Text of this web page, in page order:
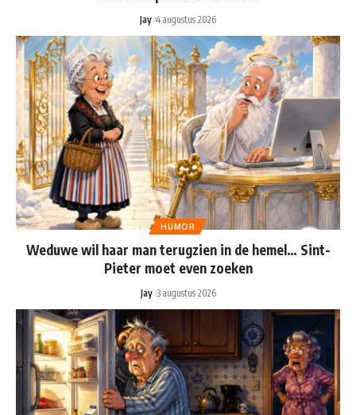
Jay 4 augustus 2026
HUMOR
Weduwe wil haar man terugzien in de hemel… Sint-
Pieter moet even zoeken
Jay 3 augustus 2026